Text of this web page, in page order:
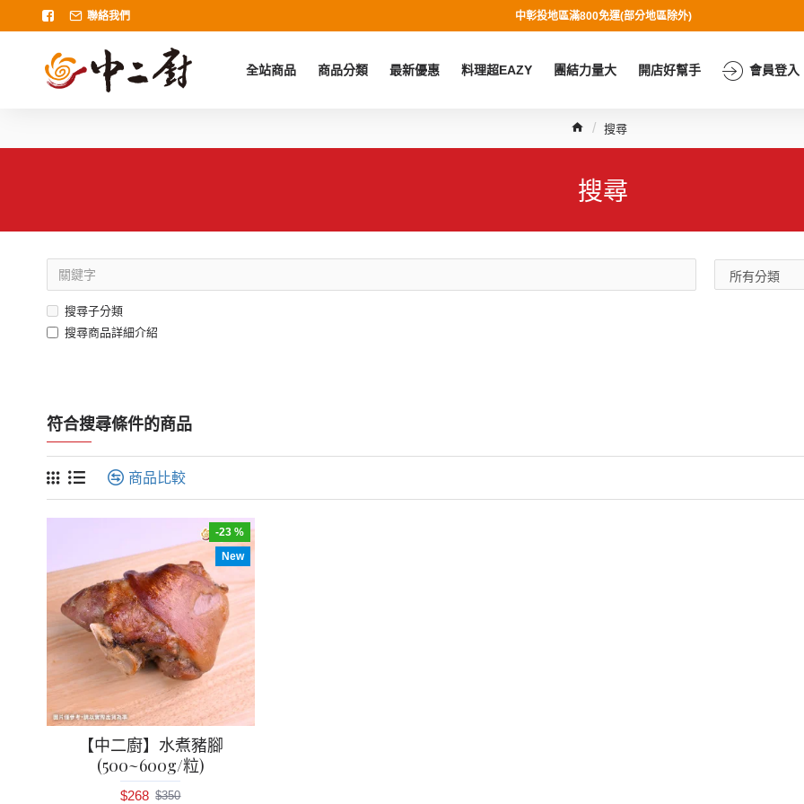
聯絡我們 中彰投地區滿800免運(部分地區除外)
全站商品 商品分類 最新優惠 料理超EAZY 團結力量大 開店好幫手 會員登入
搜尋
搜尋
搜尋子分類
搜尋商品詳細介紹
符合搜尋條件的商品
商品比較
New
-23 %
【中二廚】水煮豬腳
(500~600g/粒)
$268 $350